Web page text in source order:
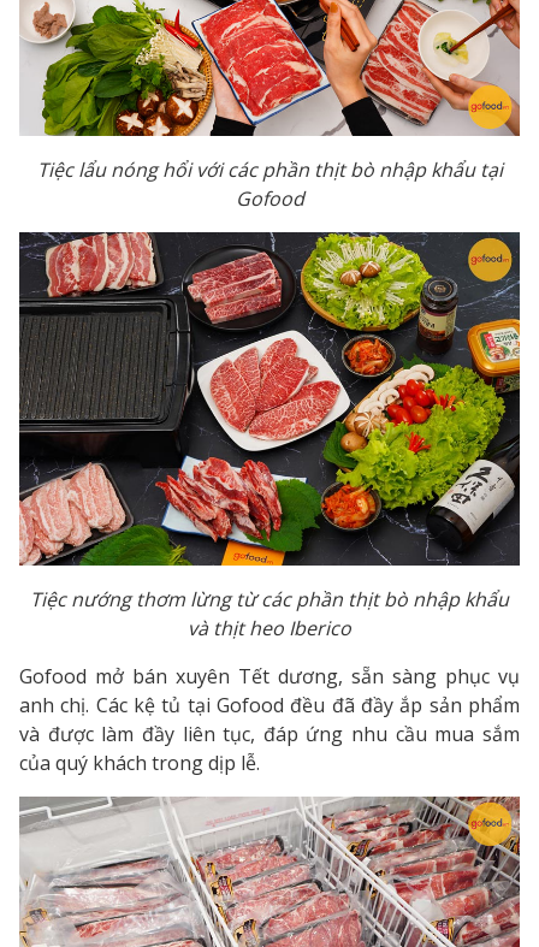
Tiệc lẩu nóng hổi với các phần thịt bò nhập khẩu tại
Gofood
Tiệc nướng thơm lừng từ các phần thịt bò nhập khẩu
và thịt heo Iberico
Gofood mở bán xuyên Tết dương, sẵn sàng phục vụ
anh chị. Các kệ tủ tại Gofood đều đã đầy ắp sản phẩm
và được làm đầy liên tục, đáp ứng nhu cầu mua sắm
của quý khách trong dịp lễ.